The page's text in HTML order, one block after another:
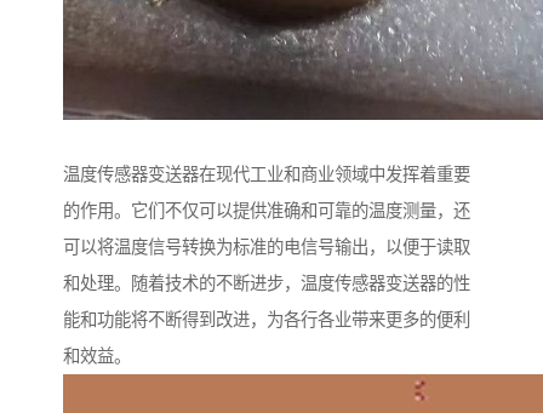
温度传感器变送器在现代工业和商业领域中发挥着重要
的作用。它们不仅可以提供准确和可靠的温度测量，还
可以将温度信号转换为标准的电信号输出，以便于读取
和处理。随着技术的不断进步，温度传感器变送器的性
能和功能将不断得到改进，为各行各业带来更多的便利
和效益。